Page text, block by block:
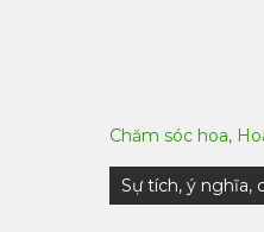
Chăm sóc hoa,
Post
navigation
Sự tích, ý nghĩa,